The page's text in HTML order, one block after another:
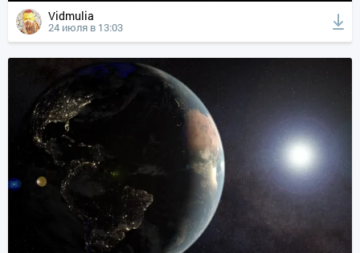
Vidmulia
24 июля в 13:03